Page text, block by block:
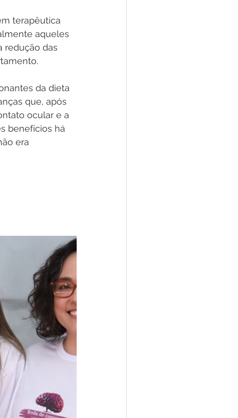
terapêutica
aqueles
redução das
da dieta
que, após
ocular e a
benefícios há
era